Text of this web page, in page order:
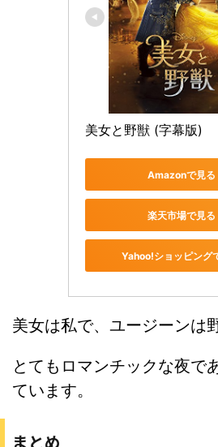
美女と野獣 (字幕版)
Amazonで見る
楽天市場で見る
Yahoo!ショッピング
美女は私で、ユージーンは
とてもロマンチックな夜で
ています。
まとめ